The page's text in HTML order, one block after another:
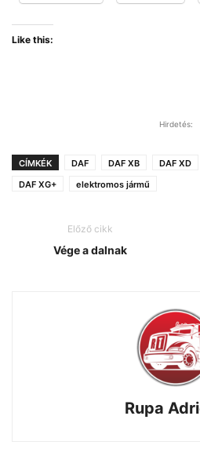
Like this:
Hirdetés:
CÍMKÉK DAF DAF XB DAF XD
DAF XG+
elektromos jármű
Előző cikk
Vége a dalnak
Rupa